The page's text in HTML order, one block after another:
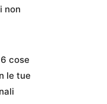
non
cose
le tue